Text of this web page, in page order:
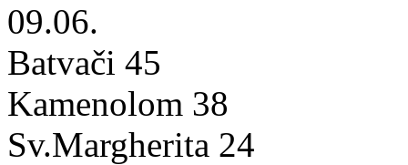
09.06.
Batvači 45
Kamenolom 38
Sv.Margherita 24